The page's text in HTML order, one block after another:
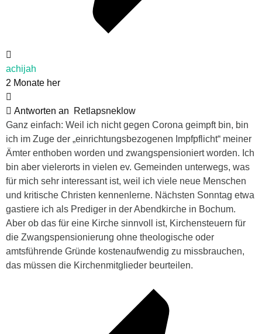
achijah
2 Monate her
Antworten an
Retlapsneklow
Ganz einfach: Weil ich nicht gegen Corona geimpft bin, bin
ich im Zuge der „einrichtungsbezogenen Impfpflicht“ meiner
Ämter enthoben worden und zwangspensioniert worden. Ich
bin aber vielerorts in vielen ev. Gemeinden unterwegs, was
für mich sehr interessant ist, weil ich viele neue Menschen
und kritische Christen kennenlerne. Nächsten Sonntag etwa
gastiere ich als Prediger in der Abendkirche in Bochum.
Aber ob das für eine Kirche sinnvoll ist, Kirchensteuern für
die Zwangspensionierung ohne theologische oder
amtsführende Gründe kostenaufwendig zu missbrauchen,
das müssen die Kirchenmitglieder beurteilen.